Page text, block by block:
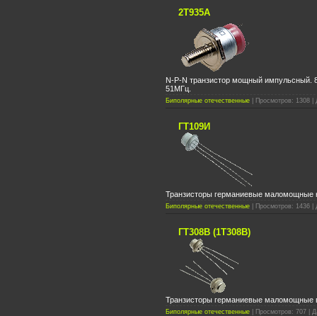
2Т935А
N-P-N транзистор мощный импульсный.
51МГц.
Биполярные отечественные | Просмотров: 1308 |
ГТ109И
Транзисторы германиевые маломощные
Биполярные отечественные | Просмотров: 1436 |
ГТ308В (1Т308В)
Транзисторы германиевые маломощные
Биполярные отечественные | Просмотров: 707 |